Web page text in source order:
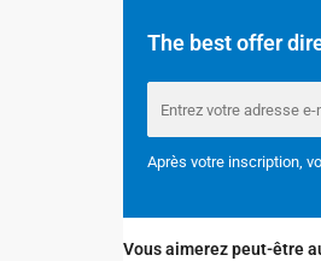
The best offer
Après votre inscription,
Vous aimerez peut-être